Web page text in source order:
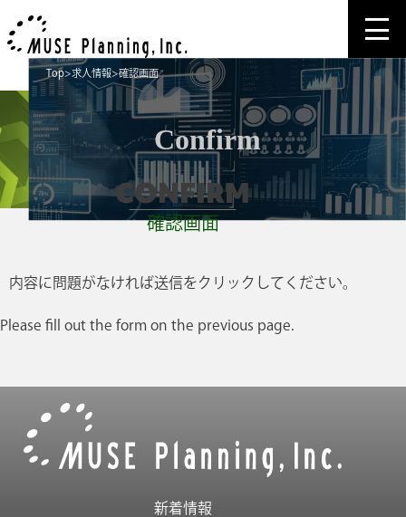
Top 求人情報 確認画面
Confirm
確認画面
CONFIRM
内容に問題がなければ送信をクリックしてください。
Please fill out the form on the previous page.
新着情報